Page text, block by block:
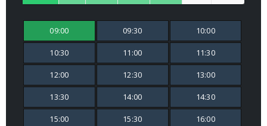
09:00 09:30 10:00
10:30 11:00 11:30
12:00 12:30 13:00
13:30 14:00 14:30
15:00 15:30 16:00